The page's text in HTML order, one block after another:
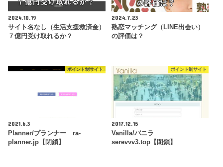
2024.10.19
サイト名なし（生活支援救済金）
７億円受け取れるか？
2024.7.23
熟恋マッチング（LINE出会い）
の評価は？
ポイント制サイト
2021.6.3
Planner/プランナー ra-
planner.jp【閉鎖】
ポイント制サイト
2017.12.15
Vanilla/バニラ
serevvv3.top【閉鎖】